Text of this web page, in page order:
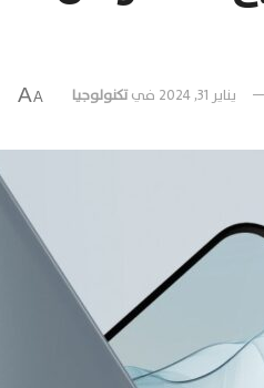
يناير 31, 2024 فيتكنولوجيا A
A